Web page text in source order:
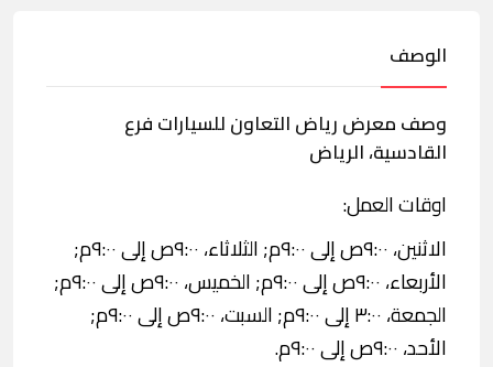
الوصف
وصف معرض رياض التعاون للسيارات فرع
القادسية، الرياض
اوقات العمل:
الاثنين، ٩:٠٠ص إلى ٩:٠٠م; الثلاثاء، ٩:٠٠ص إلى ٩:٠٠م;
الأربعاء، ٩:٠٠ص إلى ٩:٠٠م; الخميس، ٩:٠٠ص إلى ٩:٠٠م;
الجمعة، ٣:٠٠ إلى ٩:٠٠م; السبت، ٩:٠٠ص إلى ٩:٠٠م;
الأحد، ٩:٠٠ص إلى ٩:٠٠م.